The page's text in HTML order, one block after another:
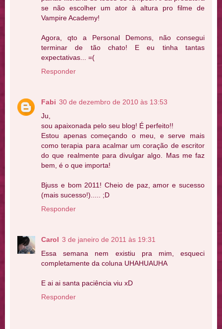
se não escolher um ator à altura pro filme de
Vampire Academy!
Agora, qto a Personal Demons, não consegui
terminar de tão chato! E eu tinha tantas
expectativas... =(
Responder
Fabi 30 de dezembro de 2010 às 13:53
Ju,
sou apaixonada pelo seu blog! É perfeito!!
Estou apenas começando o meu, e serve mais
como terapia para acalmar um coração de escritor
do que realmente para divulgar algo. Mas me faz
bem, é o que importa!
Bjuss e bom 2011! Cheio de paz, amor e sucesso
(mais sucesso!)..... ;D
Responder
Carol 3 de janeiro de 2011 às 19:31
Essa semana nem existiu pra mim, esqueci
completamente da coluna UHAHUAUHA
E ai ai santa paciência viu xD
Responder